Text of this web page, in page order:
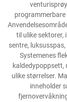
til ulike
sentre,
Systemenes
kaldedypoppsett,
ulike størrelser.
inneholder